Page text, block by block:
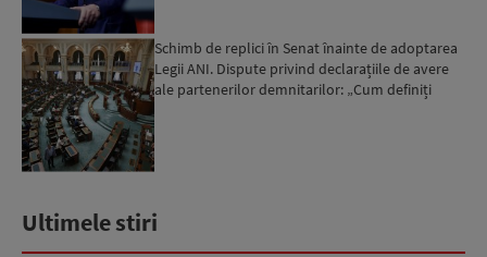
Schimb de replici în Senat înainte de adoptarea
Legii ANI. Dispute privind declarațiile de avere
ale partenerilor demnitarilor: „Cum definiți
Ultimele stiri